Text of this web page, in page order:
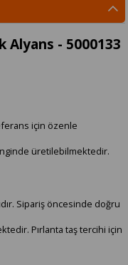
Alyans - 5000133
için özenle
üretilebilmektedir.
Sipariş öncesinde doğru
Pırlanta taş tercihi için